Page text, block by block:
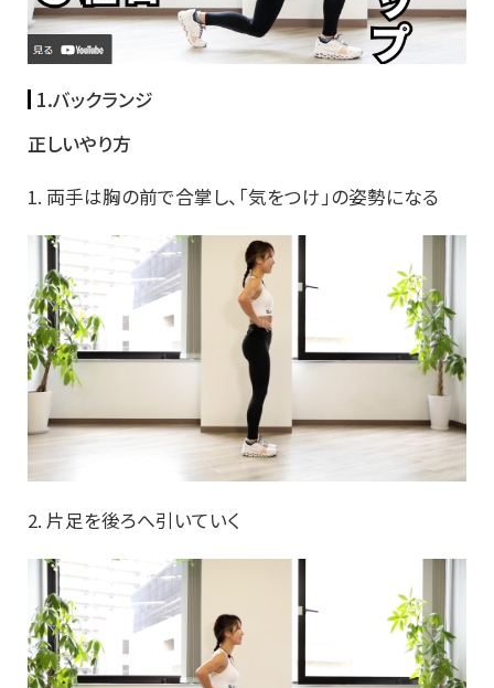
1.バックランジ
正しいやり方
1. 両手は胸の前で合掌し、「気をつけ」の姿勢になる
2. 片足を後ろへ引いていく